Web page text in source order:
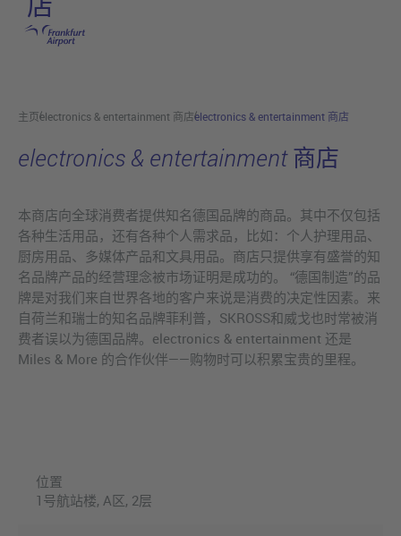
跳转至主页
主页electronics & entertainment 商店electronics & entertainment 商店
electronics & entertainment 商店
本商店向全球消费者提供知名德国品牌的商品。其中不仅包括
各种生活用品，还有各种个人需求品，比如：个人护理用品、
厨房用品、多媒体产品和文具用品。商店只提供享有盛誉的知
名品牌产品的经营理念被市场证明是成功的。 “德国制造”的品
牌是对我们来自世界各地的客户来说是消费的决定性因素。来
自荷兰和瑞士的知名品牌菲利普，SKROSS和威戈也时常被消
费者误以为德国品牌。electronics & entertainment 还是
Miles & More 的合作伙伴——购物时可以积累宝贵的里程。
位置
1号航站楼, A区, 2层